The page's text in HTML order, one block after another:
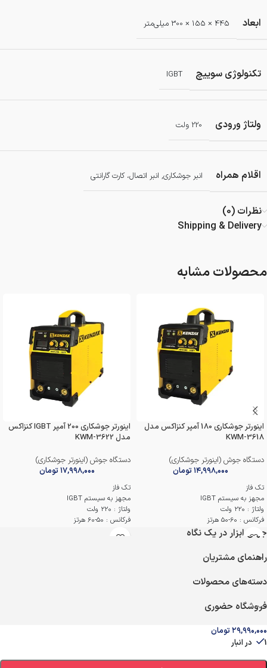
ابعاد 445 × 155 × 300 میلی‌متر
تکنولوژی سوییچ IGBT
ولتاژ ورودی 220 ولت
اقلام همراه انبر جوشکاری, انبر اتصال، کارت گارانتی
نظرات (0)
Shipping & Delivery
محصولات مشابه
اینورتر جوشکاری 180 آمپر کنزاکس مدل
KWM-3618
دستگاه جوش (اینورتر جوشکاری)
۱۴,۹۹۸,۰۰۰تومان
تک فاز
مجهز به سیستم IGBT
ولتاژ : 220 ولت
فرکانس : 60-50 هرتز
جریان ورودی اسمی : 32.6 آمپر
جریان خروجی : 30 تا 180 آمپر
درجه محافظت : IP21S
اقلام همراه : فرچه ، ماسک ، انبر اتصال /
گارانتی 12 ماهه کنزاکس
اینورتر جوشکاری 200 آمپر IGBT کنزاکس
مدل KWM-3622
دستگاه جوش (اینورتر جوشکاری)
۱۷,۹۹۸,۰۰۰تومان
تک فاز
مجهز به سیستم IGBT
ولتاژ : 220 ولت
فرکانس : 50-60 هرتز
جهان ابزار در یک نگاه
راهنمای مشتریان
دسته‌های محصولات
فروشگاه حضوری
۲۹,۹۹۰,۰۰۰تومان
1 در انبار